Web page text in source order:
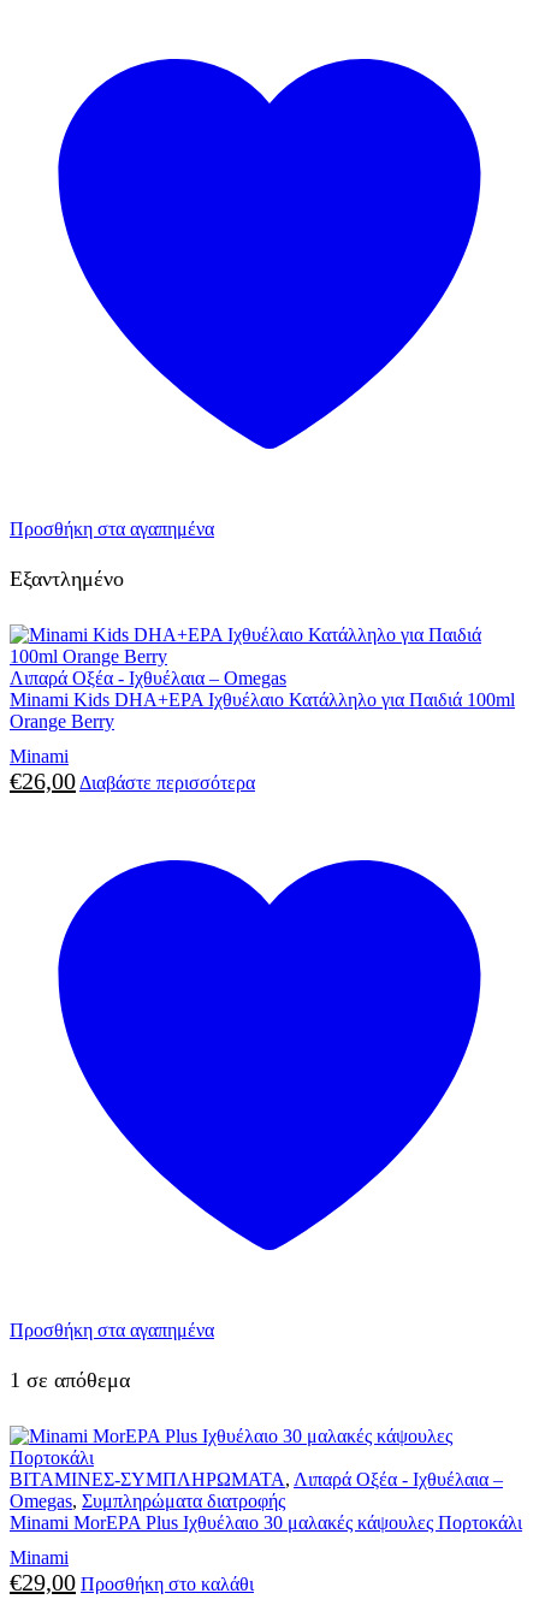
Προσθήκη στα αγαπημένα
Εξαντλημένο
Λιπαρά Οξέα - Ιχθυέλαια – Omegas
Minami Kids DHA+EPA Ιχθυέλαιο Κατάλληλο για Παιδιά 100ml
Orange Berry
Minami
€26,00 Διαβάστε περισσότερα
Προσθήκη στα αγαπημένα
1 σε απόθεμα
ΒΙΤΑΜΙΝΕΣ-ΣΥΜΠΛΗΡΩΜΑΤΑ, Λιπαρά Οξέα - Ιχθυέλαια –
Omegas, Συμπληρώματα διατροφής
Minami MorEPA Plus Ιχθυέλαιο 30 μαλακές κάψουλες Πορτοκάλι
Minami
€29,00 Προσθήκη στο καλάθι